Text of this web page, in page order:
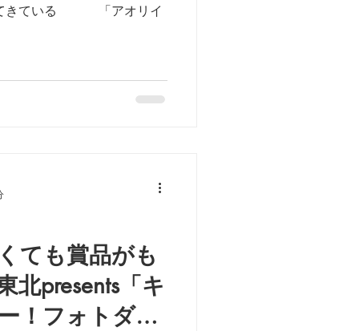
ってきている 「アオリイ
ても賞品がも
presents「キ
！フォトダー